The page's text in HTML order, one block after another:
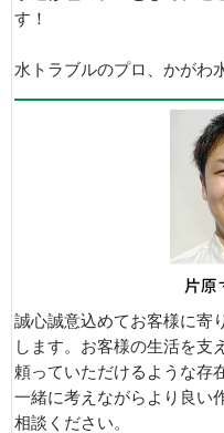
す！
水トラブルのプロ、かが
誠心誠意込めてお客様に寄
します。お客様の生活を支
頼っていただけるような存
一緒に考えながらより良い
相談ください。